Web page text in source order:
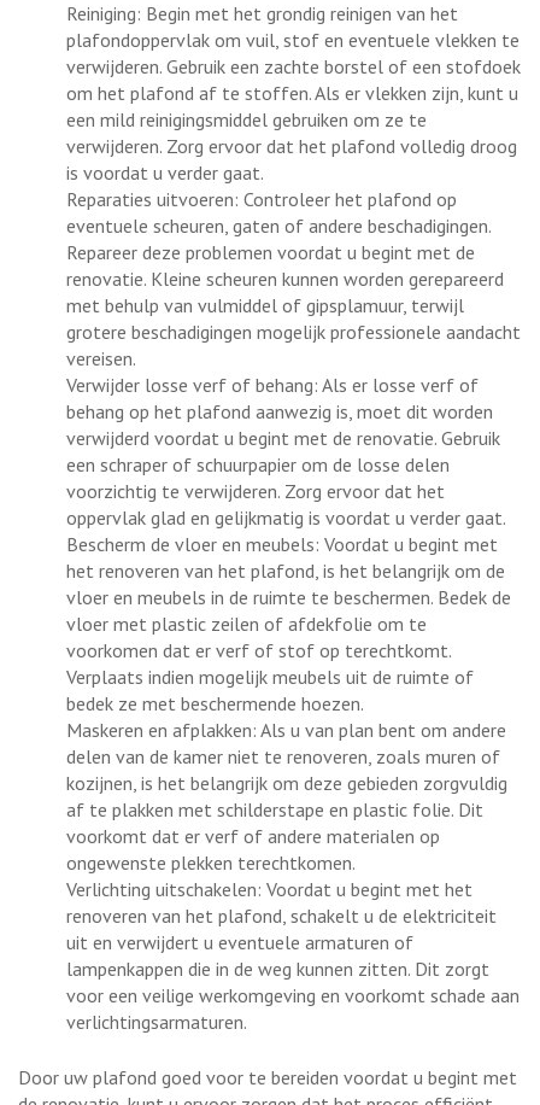
Reiniging: Begin met het grondig reinigen van het
plafondoppervlak om vuil, stof en eventuele vlekken te
verwijderen. Gebruik een zachte borstel of een stofdoek
om het plafond af te stoffen. Als er vlekken zijn, kunt u
een mild reinigingsmiddel gebruiken om ze te
verwijderen. Zorg ervoor dat het plafond volledig droog
is voordat u verder gaat.
Reparaties uitvoeren: Controleer het plafond op
eventuele scheuren, gaten of andere beschadigingen.
Repareer deze problemen voordat u begint met de
renovatie. Kleine scheuren kunnen worden gerepareerd
met behulp van vulmiddel of gipsplamuur, terwijl
grotere beschadigingen mogelijk professionele aandacht
vereisen.
Verwijder losse verf of behang: Als er losse verf of
behang op het plafond aanwezig is, moet dit worden
verwijderd voordat u begint met de renovatie. Gebruik
een schraper of schuurpapier om de losse delen
voorzichtig te verwijderen. Zorg ervoor dat het
oppervlak glad en gelijkmatig is voordat u verder gaat.
Bescherm de vloer en meubels: Voordat u begint met
het renoveren van het plafond, is het belangrijk om de
vloer en meubels in de ruimte te beschermen. Bedek de
vloer met plastic zeilen of afdekfolie om te
voorkomen dat er verf of stof op terechtkomt.
Verplaats indien mogelijk meubels uit de ruimte of
bedek ze met beschermende hoezen.
Maskeren en afplakken: Als u van plan bent om andere
delen van de kamer niet te renoveren, zoals muren of
kozijnen, is het belangrijk om deze gebieden zorgvuldig
af te plakken met schilderstape en plastic folie. Dit
voorkomt dat er verf of andere materialen op
ongewenste plekken terechtkomen.
Verlichting uitschakelen: Voordat u begint met het
renoveren van het plafond, schakelt u de elektriciteit
uit en verwijdert u eventuele armaturen of
lampenkappen die in de weg kunnen zitten. Dit zorgt
voor een veilige werkomgeving en voorkomt schade aan
verlichtingsarmaturen.
Door uw plafond goed voor te bereiden voordat u begint met